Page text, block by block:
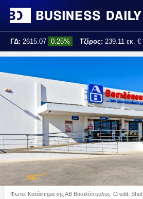
ΓΔ: 2615.07 0.25% Τζίρος: 239.11 εκ. €
Φωτο: Κατάστημα της ΑΒ Βασιλόπουλος. Credit: